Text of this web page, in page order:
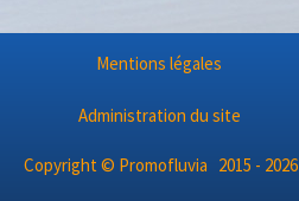
Mentions légales
Administration du site
Copyright © Promofluvia 2015 - 2026